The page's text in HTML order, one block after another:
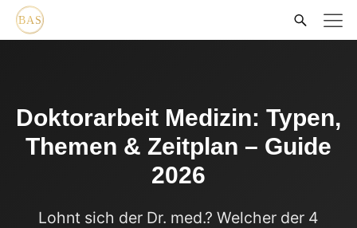
Doktorarbeit Medizin: Typen,
Themen & Zeitplan – Guide
2026
Lohnt sich der Dr. med.? Welcher der 4